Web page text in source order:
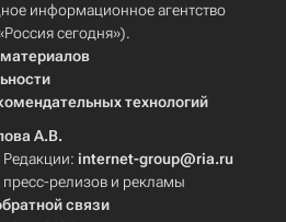
информационное агентство
сегодня»).
технологий
А.В.
internet-group@ria.ru
релизов и рекламы
связи